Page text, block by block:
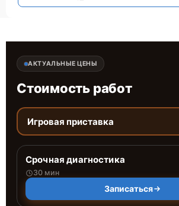
АКТУАЛЬНЫЕ ЦЕНЫ
Стоимость работ
Игровая приставка
Срочная диагностика
30 мин
Записаться